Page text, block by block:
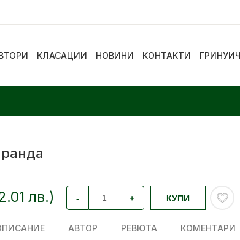
КЛАСАЦИИ НОВИНИ КОНТАКТИ ГРИНУИЧ
лв.) - + КУПИ
АВТОР РЕВЮТА КОМЕНТАРИ